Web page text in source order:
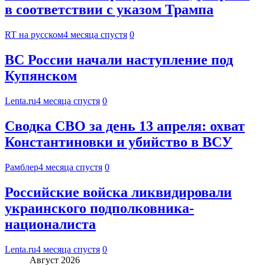
в соответствии с указом Трампа
RT на русском4 месяца спустя 0
ВС России начали наступление под
Купянском
Lenta.ru4 месяца спустя 0
Сводка СВО за день 13 апреля: охват
Константиновки и убийство в ВСУ
Рамблер4 месяца спустя 0
Российские войска ликвидировали
украинского подполковника-
националиста
Lenta.ru4 месяца спустя 0
Август 2026